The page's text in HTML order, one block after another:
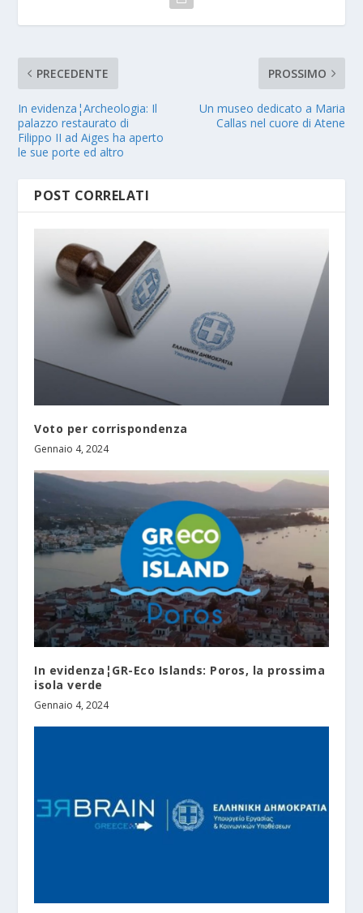
PRECEDENTE
In evidenza¦Archeologia: Il
palazzo restaurato di
Filippo II ad Aiges ha aperto
le sue porte ed altro
PROSSIMO
Un museo dedicato a Maria
Callas nel cuore di Atene
POST CORRELATI
Voto per corrispondenza
Gennaio 4, 2024
In evidenza¦GR-Eco Islands: Poros, la prossima
isola verde
Gennaio 4, 2024